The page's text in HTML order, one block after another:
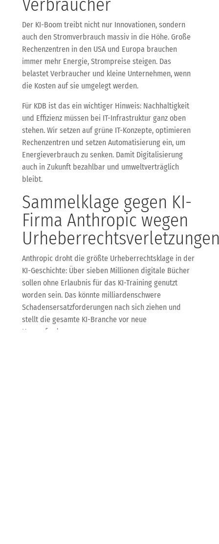
Verbraucher
Der KI-Boom treibt nicht nur Innovationen, sondern
auch den Stromverbrauch massiv in die Höhe. Große
Rechenzentren in den USA und Europa brauchen
immer mehr Energie, Strompreise steigen. Das
belastet Verbraucher und kleine Unternehmen, wenn
die Kosten auf sie umgelegt werden.
Für KDB ist das ein wichtiger Hinweis: Nachhaltigkeit
und Effizienz müssen bei IT-Infrastruktur ganz oben
stehen. Wir setzen auf grüne IT-Konzepte, optimieren
Rechenzentren und setzen Automatisierung ein, um
Energieverbrauch zu senken. Damit Digitalisierung
auch in Zukunft bezahlbar und umweltverträglich
bleibt.
Sammelklage gegen KI-
Firma Anthropic wegen
Anthropic droht die größte Urheberrechtsklage in der
KI-Geschichte: Über sieben Millionen digitale Bücher
sollen ohne Erlaubnis für das KI-Training genutzt
worden sein. Das könnte milliardenschwere
Schadensersatzforderungen nach sich ziehen und
stellt die gesamte KI-Branche vor neue
Herausforderungen.